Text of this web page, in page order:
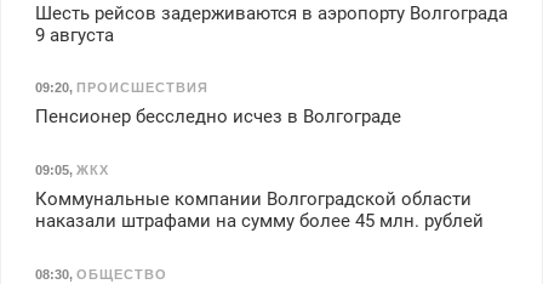
Шесть рейсов задерживаются в аэропорту Волгограда
9 августа
09:20, ПРОИСШЕСТВИЯ
Пенсионер бесследно исчез в Волгограде
09:05, ЖКХ
Коммунальные компании Волгоградской области
наказали штрафами на сумму более 45 млн. рублей
08:30, ОБЩЕСТВО